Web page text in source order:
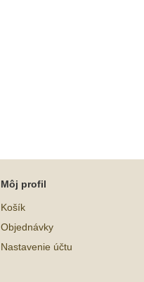
Môj profil
Košík
Objednávky
Nastavenie účtu